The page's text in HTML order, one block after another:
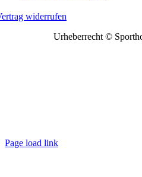
widerrufen
Urheberrecht ©
Page load link